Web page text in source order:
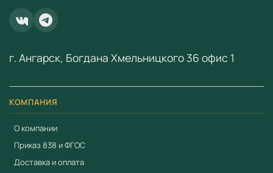
образовательного оборудования по ФГОС с 2018 года.
ИНН 3801158281.
КОМПАНИЯ
О компании
Приказ 838 и ФГОС
Доставка и оплата
г. Ангарск, Богдана Хмельницкого 36 офис 1